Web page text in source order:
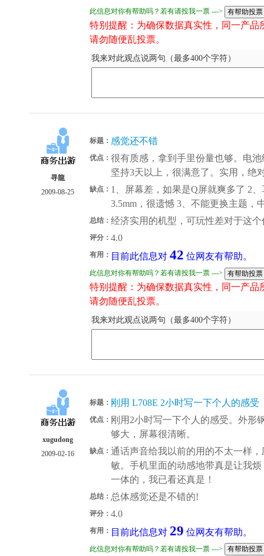
此信息对你有帮助吗？若有请投我一票 --->
特别提醒：为确保数据真实性，同一产
请勿随便乱投票。
我来对此观点说两句（最多400个字符）
寻龍
2009-08-25
标题： 感觉还不错
优点： 很有质感，拿到手里份量也够。电
坚持3天以上，很满意了。实用，绝
缺点： 1、屏幕差，如果是Q屏就爽多了 2
3.5mm，很遗憾 3、不能更换主题，
总结： 经济实用的机型，可玩性差对于这
评分： 4.0
有用： 目前此信息对 42 位网友有帮助。
此信息对你有帮助吗？若有请投我一票 --->
特别提醒：为确保数据真实性，同一产
请勿随便乱投票。
我来对此观点说两句（最多400个字符）
xugudong
2009-02-16
标题： 刚用 L708E 2小时写一下个人的感受
优点： 刚用2小时写一下个人的感受。外形
够大，屏幕很清晰。
缺点： 通话声音给我以前的用的不太一样
敏。手机里面的动感地带真是让我
一体的，我已看还真是！
总结： 总体感觉还是不错的!
评分： 4.0
有用： 目前此信息对 29 位网友有帮助。
此信息对你有帮助吗？若有请投我一票 --->